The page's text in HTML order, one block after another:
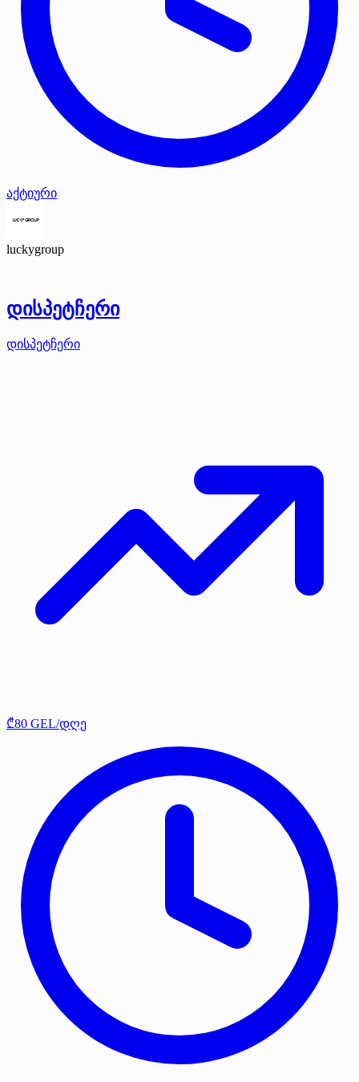
აქტიური
luckygroup
დისპეტჩერი
დისპეტჩერი
₾80 GEL/დღე